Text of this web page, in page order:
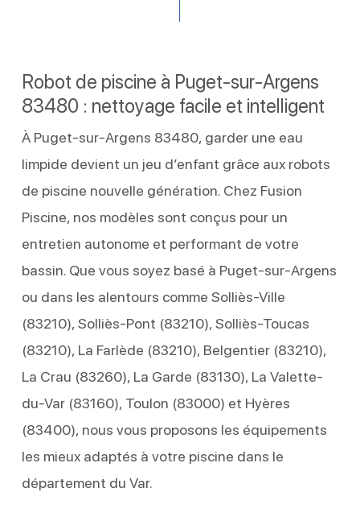
Robot de piscine à Puget-sur-Argens
83480 : nettoyage facile et intelligent
À Puget-sur-Argens 83480, garder une eau
limpide devient un jeu d’enfant grâce aux robots
de piscine nouvelle génération. Chez Fusion
Piscine, nos modèles sont conçus pour un
entretien autonome et performant de votre
bassin. Que vous soyez basé à Puget-sur-Argens
ou dans les alentours comme Solliès-Ville
(83210), Solliès-Pont (83210), Solliès-Toucas
(83210), La Farlède (83210), Belgentier (83210),
La Crau (83260), La Garde (83130), La Valette-
du-Var (83160), Toulon (83000) et Hyères
(83400), nous vous proposons les équipements
les mieux adaptés à votre piscine dans le
département du Var.